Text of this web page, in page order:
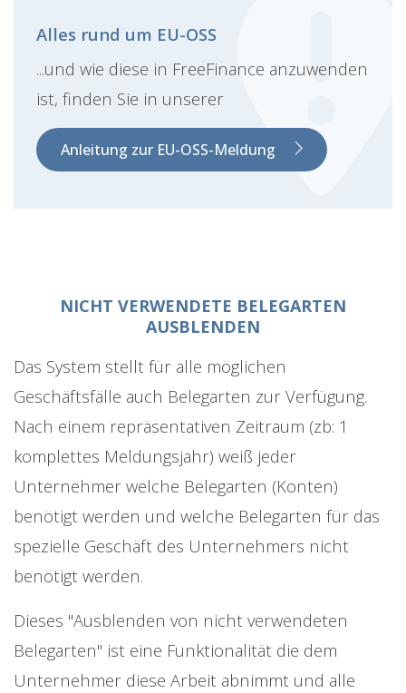
Alles rund um EU-OSS
...und wie diese in FreeFinance anzuwenden
ist, finden Sie in unserer
Anleitung zur EU-OSS-Meldung
NICHT VERWENDETE BELEGARTEN
AUSBLENDEN
Das System stellt für alle möglichen
Geschäftsfälle auch Belegarten zur Verfügung.
Nach einem repräsentativen Zeitraum (zb: 1
komplettes Meldungsjahr) weiß jeder
Unternehmer welche Belegarten (Konten)
benötigt werden und welche Belegarten für das
spezielle Geschäft des Unternehmers nicht
benötigt werden.
Dieses "Ausblenden von nicht verwendeten
Belegarten" ist eine Funktionalität die dem
Unternehmer diese Arbeit abnimmt und alle